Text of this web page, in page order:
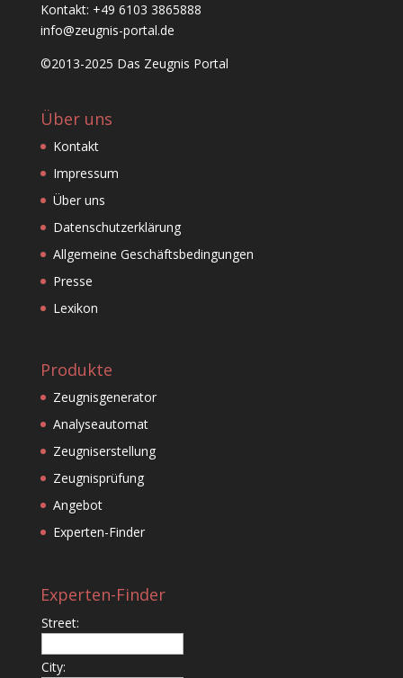
Kontakt: +49 6103 3865888
info@zeugnis-portal.de
©2013-2025 Das Zeugnis Portal
Über uns
Kontakt
Impressum
Über uns
Datenschutzerklärung
Allgemeine Geschäftsbedingungen
Presse
Lexikon
Produkte
Zeugnisgenerator
Analyseautomat
Zeugniserstellung
Zeugnisprüfung
Angebot
Experten-Finder
Experten-Finder
Street:
City: